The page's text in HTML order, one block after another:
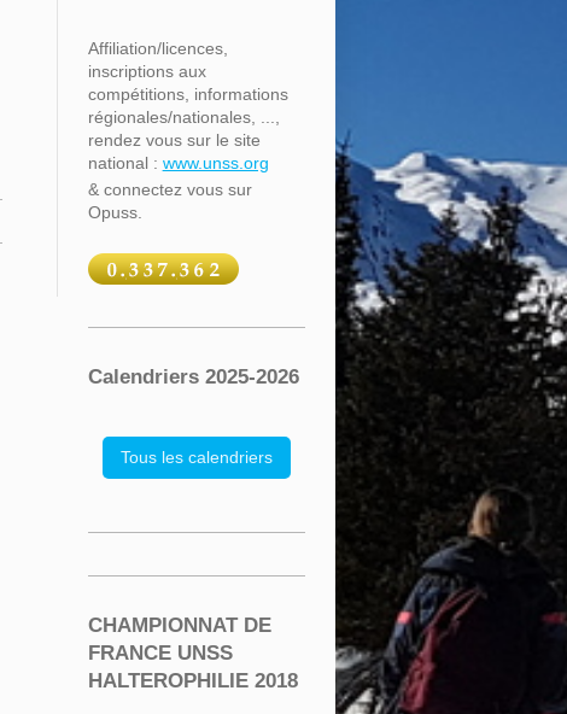
Affiliation/licences,
inscriptions aux
compétitions, informations
régionales/nationales, ...,
rendez vous sur le site
national : www.unss.org
& connectez vous sur
Opuss.
Calendriers 2025-2026
Tous les calendriers
CHAMPIONNAT DE
FRANCE UNSS
HALTEROPHILIE 2018